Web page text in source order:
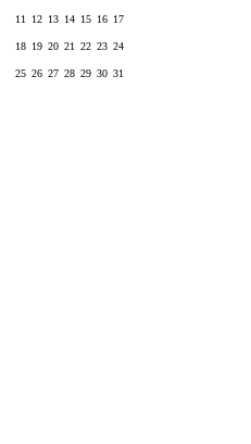
11 12 13 14 15 16 17
18 19 20 21 22 23 24
25 26 27 28 29 30 31